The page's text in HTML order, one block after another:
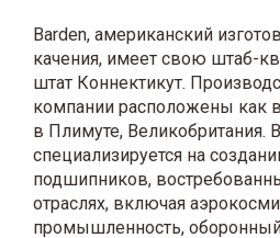
Barden, американский
качения, имеет свою штаб-
штат Коннектикут.
компании расположены как
в Плимуте, Великобритания.
специализируется на
подшипников,
отраслях, включая
промышленность,